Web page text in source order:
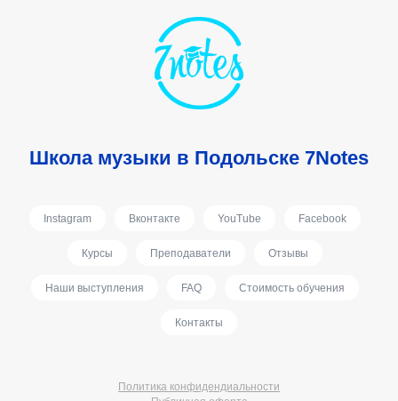
Школа музыки в Подольске 7Notes
Instagram Вконтакте YouTube Facebook
Курсы Преподаватели Отзывы
Наши выступления FAQ Стоимость обучения
Контакты
Политика конфидендиальности